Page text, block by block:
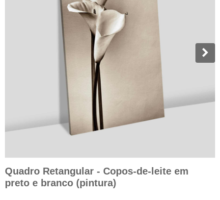
Quadro Retangular - Copos-de-leite em
preto e branco (pintura)